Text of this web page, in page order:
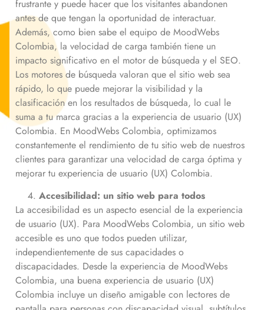
frustrante y puede hacer que los visitantes abandonen
antes de que tengan la oportunidad de interactuar.
Además, como bien sabe el equipo de MoodWebs
Colombia, la velocidad de carga también tiene un
impacto significativo en el motor de búsqueda y el SEO.
Los motores de búsqueda valoran que el sitio web sea
rápido, lo que puede mejorar la visibilidad y la
clasificación en los resultados de búsqueda, lo cual le
suma a tu marca gracias a la experiencia de usuario (UX)
Colombia. En MoodWebs Colombia, optimizamos
constantemente el rendimiento de tu sitio web de nuestros
clientes para garantizar una velocidad de carga óptima y
mejorar tu experiencia de usuario (UX) Colombia.
Accesibilidad: un sitio web para todos
La accesibilidad es un aspecto esencial de la experiencia
de usuario (UX). Para MoodWebs Colombia, un sitio web
accesible es uno que todos pueden utilizar,
independientemente de sus capacidades o
discapacidades. Desde la experiencia de MoodWebs
Colombia, una buena experiencia de usuario (UX)
Colombia incluye un diseño amigable con lectores de